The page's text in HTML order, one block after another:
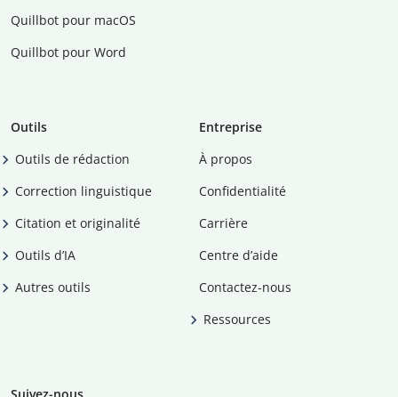
Quillbot pour macOS
Quillbot pour Word
Outils
Outils de rédaction
Correction linguistique
Citation et originalité
Outils d’IA
Autres outils
Entreprise
À propos
Confidentialité
Carrière
Centre d’aide
Contactez-nous
Ressources
Suivez-nous